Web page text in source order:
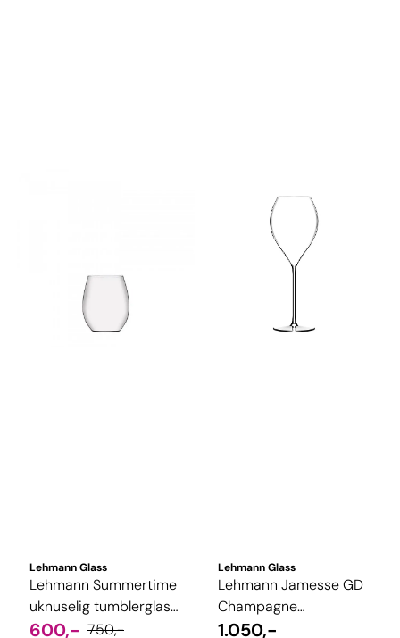
Lehmann Glass
Lehmann Summertime
uknuselig tumblerglass
6-pakning
600,- 750,-
Lehmann Glass
Lehmann Jamesse GD
Champagne
maskinlaget, 6-pk
1.050,-